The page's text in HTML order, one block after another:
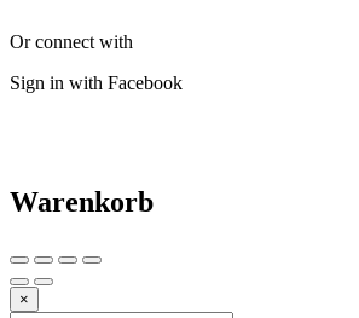
Or connect with
Sign in with Facebook
Warenkorb
×